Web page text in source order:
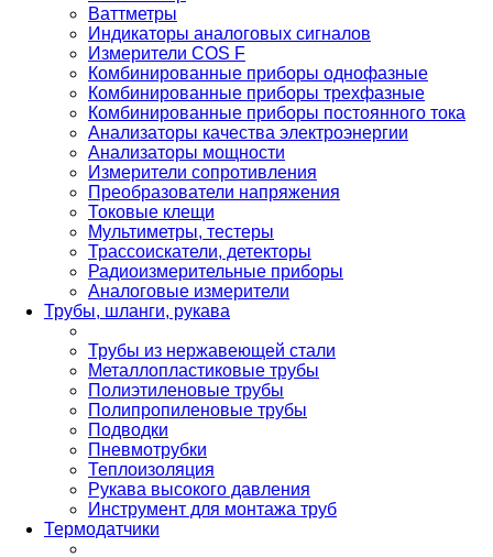
Ваттметры
Индикаторы аналоговых сигналов
Измерители COS F
Комбинированные приборы однофазные
Комбинированные приборы трехфазные
Комбинированные приборы постоянного тока
Анализаторы качества электроэнергии
Анализаторы мощности
Измерители сопротивления
Преобразователи напряжения
Токовые клещи
Мультиметры, тестеры
Трассоискатели, детекторы
Радиоизмерительные приборы
Аналоговые измерители
Трубы, шланги, рукава
Трубы из нержавеющей стали
Металлопластиковые трубы
Полиэтиленовые трубы
Полипропиленовые трубы
Подводки
Пневмотрубки
Теплоизоляция
Рукава высокого давления
Инструмент для монтажа труб
Термодатчики